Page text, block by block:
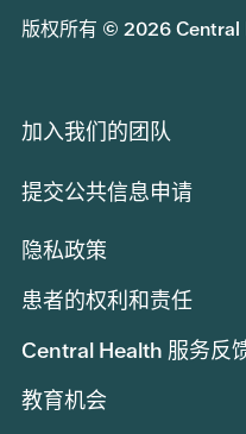
版权所有 © 2026 Central
加入我们的团队
提交公共信息申请
隐私政策
患者的权利和责任
Central Health 服务反
教育机会